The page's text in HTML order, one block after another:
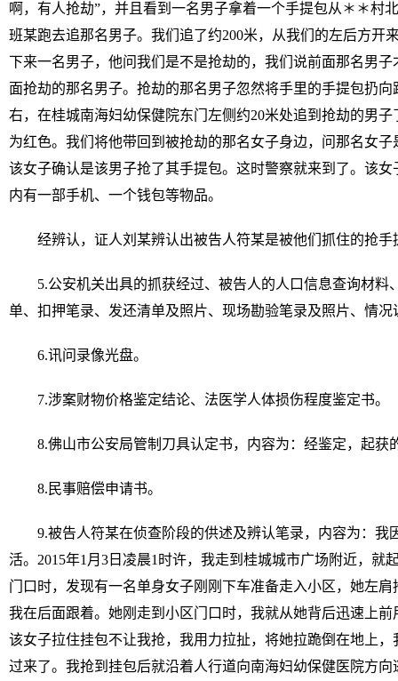
啊，有人抢劫”，并且看到一名男子拿着一个手提包从＊＊村
班某跑去追那名男子。我们追了约200米，从我们的左后方开
下来一名男子，他问我们是不是抢劫的，我们说前面那名男
面抢劫的那名男子。抢劫的那名男子忽然将手里的手提包扔
右，在桂城南海妇幼保健院东门左侧约20米处追到抢劫的男
为红色。我们将他带回到被抢劫的那名女子身边，问那名女
该女子确认是该男子抢了其手提包。这时警察就来到了。该
内有一部手机、一个钱包等物品。
经辨认，证人刘某辨认出被告人符某是被他们抓住的抢手
5.公安机关出具的抓获经过、被告人的人口信息查询材料
单、扣押笔录、发还清单及照片、现场勘验笔录及照片、情
6.讯问录像光盘。
7.涉案财物价格鉴定结论、法医学人体损伤程度鉴定书。
8.佛山市公安局管制刀具认定书，内容为：经鉴定，起获
8.民事赔偿申请书。
9.被告人符某在侦查阶段的供述及辨认笔录，内容为：我
活。2015年1月3日凌晨1时许，我走到桂城城市广场附近，就
门口时，发现有一名单身女子刚刚下车准备走入小区，她左
我在后面跟着。她刚走到小区门口时，我就从她背后迅速上
该女子拉住挂包不让我抢，我用力拉扯，将她拉跪倒在地上
过来了。我抢到挂包后就沿着人行道向南海妇幼保健医院方